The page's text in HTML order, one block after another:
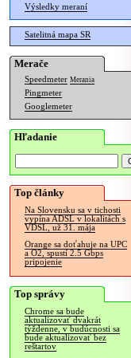
Výsledky meraní
Satelitná mapa SR
Merače
Speedmeter Merania
Pingmeter
Googlemeter
Hľadanie
Top články
Na Slovensku sa v tichosti
vypína ADSL v lokalitách s
VDSL, už 31. mája
Orange sa doťahuje na UPC
a O2, spustí 2.5 Gbps
pripojenie
Top správy
Chrome sa bude
aktualizovať dvakrát
týždenne, v budúcnosti sa
bude aktualizovať bez
reštartov